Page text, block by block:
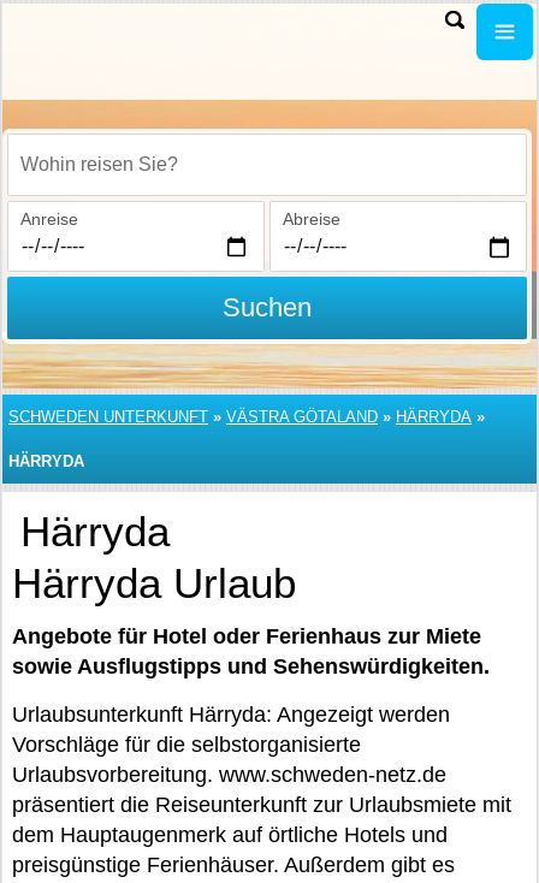
Wohin reisen Sie?
Anreise Abreise
Suchen
SCHWEDEN UNTERKUNFT » VÄSTRA GÖTALAND » HÄRRYDA »
HÄRRYDA
Härryda
Härryda Urlaub
Angebote für Hotel oder Ferienhaus zur Miete
sowie Ausflugstipps und Sehenswürdigkeiten.
Urlaubsunterkunft Härryda: Angezeigt werden
Vorschläge für die selbstorganisierte
Urlaubsvorbereitung. www.schweden-netz.de
präsentiert die Reiseunterkunft zur Urlaubsmiete mit
dem Hauptaugenmerk auf örtliche Hotels und
preisgünstige Ferienhäuser. Außerdem gibt es